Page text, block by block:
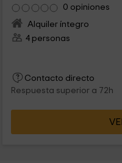
0 opiniones
Alquiler íntegro
4 personas
Contacto directo
Respuesta superior a 72h